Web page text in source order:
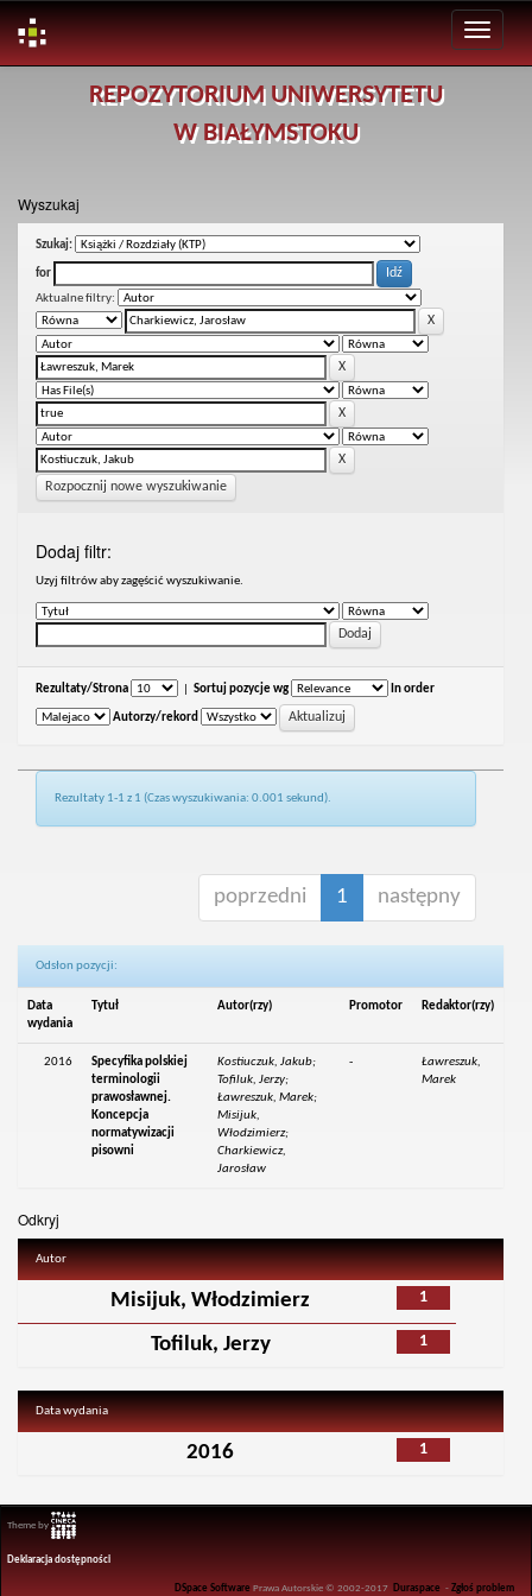
REPOZYTORIUM UNIWERSYTETU
W BIAŁYMSTOKU
Wyszukaj
Szukaj:
for
Aktualne filtry:
Rozpocznij nowe wyszukiwanie
Dodaj filtr:
Uzyj filtrów aby zagęścić wyszukiwanie.
Rezultaty/Strona Sortuj pozycje wg In order
Autorzy/rekord
Rezultaty 1-1 z 1 (Czas wyszukiwania: 0.001 sekund).
poprzedni 1 następny
Odsłon pozycji:
Data
wydania
Tytuł Autor(rzy) Promotor Redaktor(rzy)
2016
Specyfika polskiej
terminologii
prawosławnej.
Koncepcja
normatywizacji
pisowni
Kostiuczuk, Jakub;
Tofiluk, Jerzy;
Ławreszuk, Marek;
Misijuk,
Włodzimierz;
Charkiewicz,
Jarosław
-
Ławreszuk,
Marek
Odkryj
Autor
1
Misijuk, Włodzimierz
1
Tofiluk, Jerzy
Data wydania
1
2016
Theme by
Deklaracja dostępności
DSpace Software Prawa Autorskie © 2002-2017 Duraspace -Zgłoś problem